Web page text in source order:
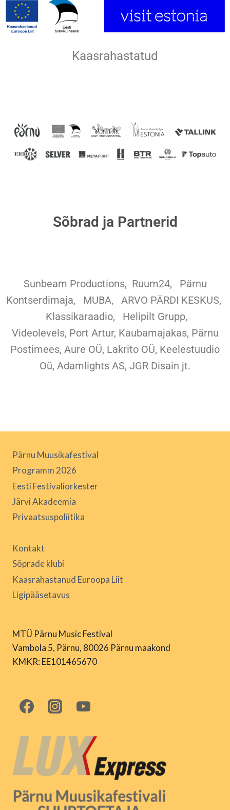
Kaasrahastatud
Sõbrad ja Partnerid
Sunbeam Productions, Ruum24, Pärnu
Kontserdimaja, MUBA, ARVO PÄRDI KESKUS,
Klassikaraadio, Helipilt Grupp,
Videolevels, Port Artur, Kaubamajakas, Pärnu
Postimees, Aure OÜ, Lakrito OÜ, Keelestuudio
Oü, Adamlights AS, JGR Disain jt.
Pärnu Muusikafestival
Programm 2026
Eesti Festivaliorkester
Järvi Akadeemia
Privaatsuspoliitika
Kontakt
Sõprade klubi
Kaasrahastanud Euroopa Liit
Ligipääsetavus
MTÜ Pärnu Music Festival
Vambola 5, Pärnu, 80026 Pärnu maakond
KMKR: EE101465670